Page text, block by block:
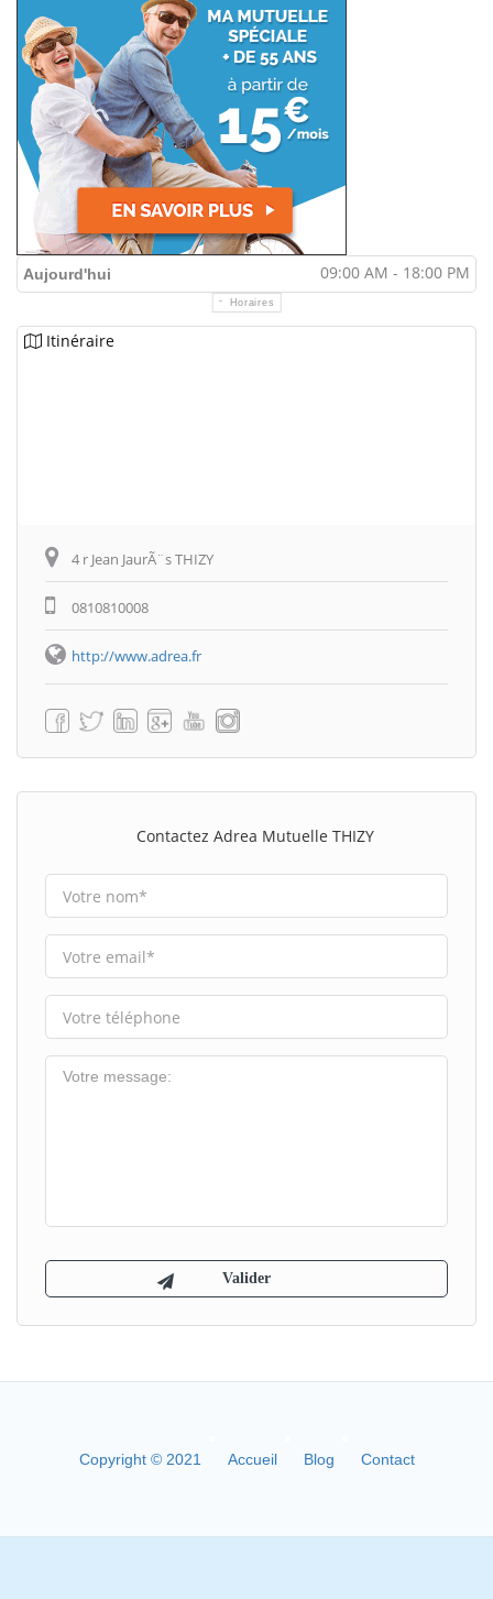
Aujourd'hui 09:00 AM - 18:00 PM
Horaires
Itinéraire
4 r Jean JaurÃ¨s THIZY
0810810008
http://www.adrea.fr
Contactez Adrea Mutuelle THIZY
Copyright © 2021 Accueil Blog Contact